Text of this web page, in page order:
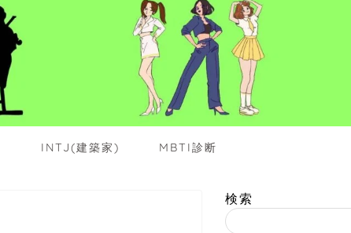
INTJ(建築家) MBTI診断
検索